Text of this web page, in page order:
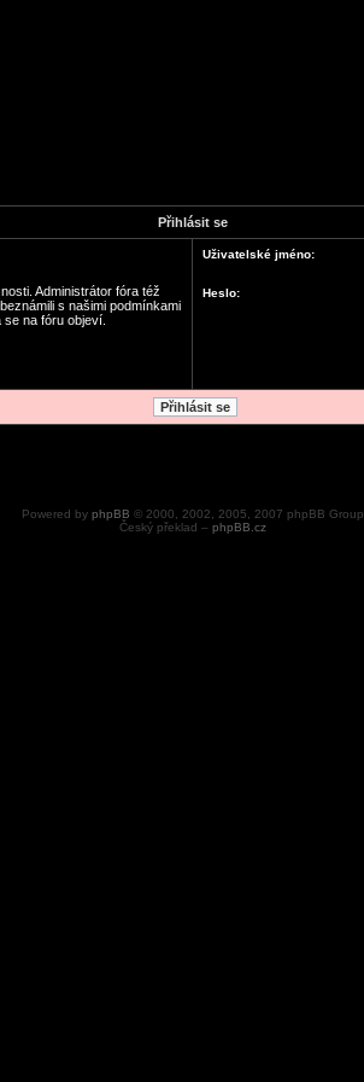
Přihlásit se
Administrátor fóra též
s našimi podmínkami
na fóru objeví.
Uživatelské jméno:
Heslo:
Powered by phpBB © 2000, 2002, 2005, 2007 phpBB Group
Český překlad – phpBB.cz